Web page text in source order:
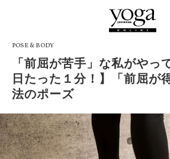
POSE & BODY
「前屈が苦手」な私がやっ
日たった１分！】「前屈が
法のポーズ